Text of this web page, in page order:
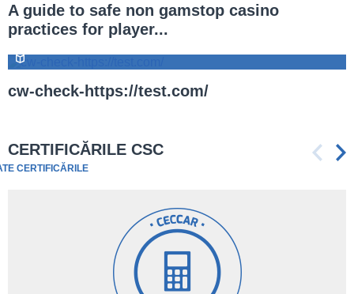
A guide to safe non gamstop casino
practices for player...
cw-check-https://test.com/
CERTIFICĂRILE CSC
CERTIFICĂRILE